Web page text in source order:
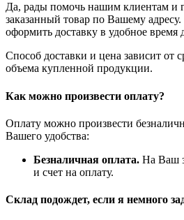
Да, рады помочь нашим клиентам и
заказанный товар по Вашему
оформить доставку в удобное время
Способ доставки и цена зависит от
объема купленной продукции.
Как можно произвести оплату?
Оплату можно произвести
Вашего удобства:
Безналичная оплата. На Ваш
и счет на оплату.
Склад подождет, если я немного